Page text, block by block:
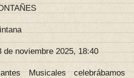
de noviembre 2025, 18:40
Musicales